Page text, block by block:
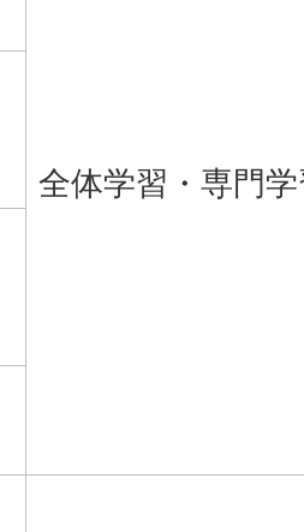
全体学習・専門